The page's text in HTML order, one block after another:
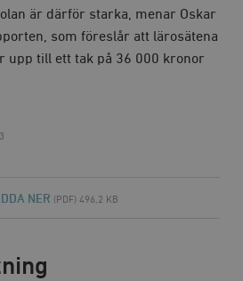
är därför starka, menar Oskar
som föreslår att lärosätena
upp till ett tak på 36 000 kronor
NER (PDF) 496,2 KB